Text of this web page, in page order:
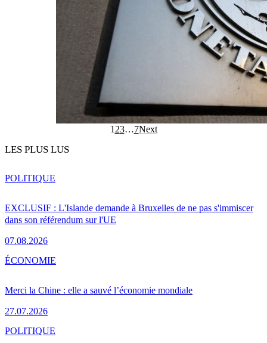
1 23…7Next
LES PLUS LUS
EXCLUSIF : L'Islande demande à Bruxelles de ne pas s'immiscer
dans son référendum sur l'UE
07.08.2026
POLITIQUE
Merci la Chine : elle a sauvé l’économie mondiale
27.07.2026
ÉCONOMIE
POLITIQUE